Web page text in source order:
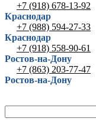
+7 (918) 678-13-92
Краснодар
+7 (988) 594-27-33
Краснодар
+7 (918) 558-90-61
Ростов-на-Дону
+7 (863) 203-77-47
Ростов-на-Дону